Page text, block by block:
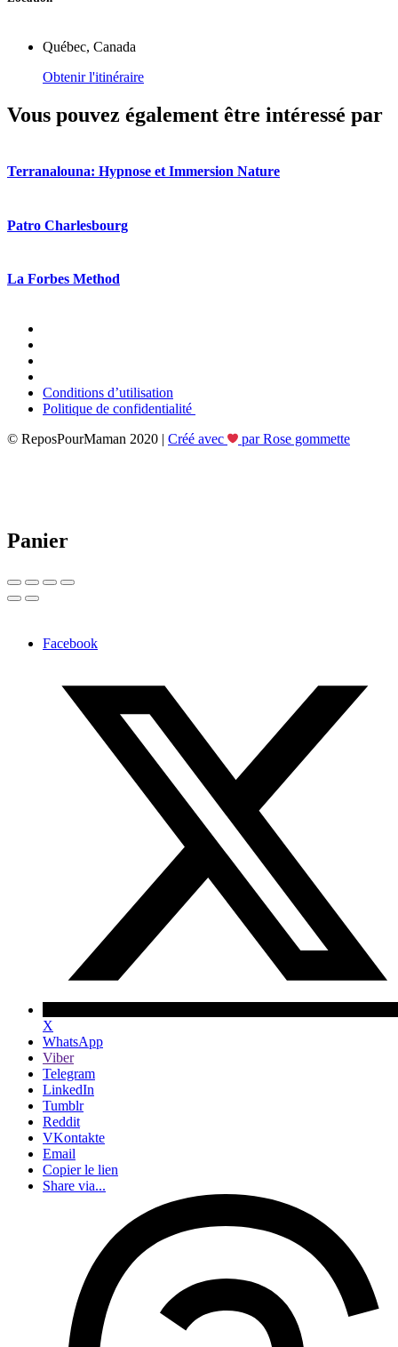
Québec, Canada
Obtenir l'itinéraire
Vous pouvez également être intéressé par
Terranalouna: Hypnose et Immersion Nature
Patro Charlesbourg
La Forbes Method
Conditions d’utilisation
Politique de confidentialité
© ReposPourMaman 2020 | Créé avec par Rose gommette
Panier
Facebook
X
WhatsApp
Viber
Telegram
LinkedIn
Tumblr
Reddit
VKontakte
Email
Copier le lien
Share via...